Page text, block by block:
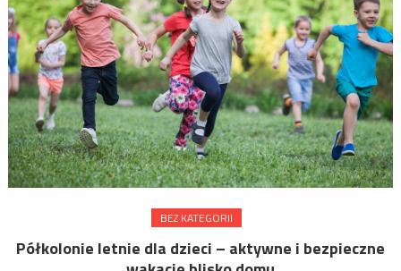
BEZ KATEGORII
Półkolonie letnie dla dzieci – aktywne i bezpieczne